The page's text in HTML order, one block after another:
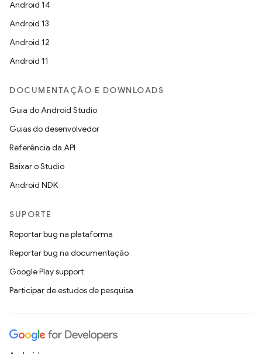
Android 14
Android 13
Android 12
Android 11
DOCUMENTAÇÃO E DOWNLOADS
Guia do Android Studio
Guias do desenvolvedor
Referência da API
Baixar o Studio
Android NDK
SUPORTE
Reportar bug na plataforma
Reportar bug na documentação
Google Play support
Participar de estudos de pesquisa